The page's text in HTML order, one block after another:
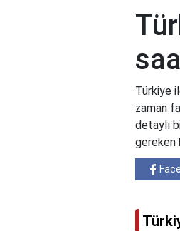
Türkiye
zaman
detaylı
gereken